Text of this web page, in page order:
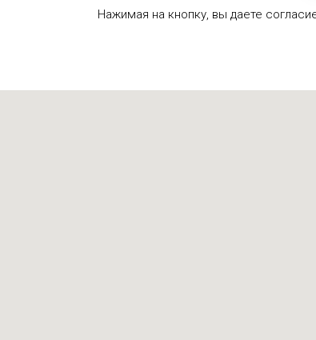
Нажимая на кнопку, вы даете